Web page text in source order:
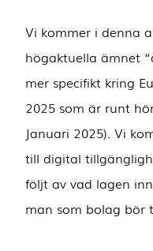
Vi kommer i denna
högaktuella ämnet
mer specifikt kring
2025 som är runt
Januari 2025). Vi
till digital
följt av vad lagen
man som bolag bör